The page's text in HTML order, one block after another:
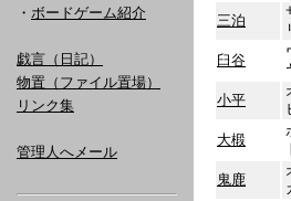
・ ボードゲーム紹介
戯言（日記）
物置（ファイル置場）
リンク集
管理人へメール
三泊
臼谷
小平
大椴
鬼鹿